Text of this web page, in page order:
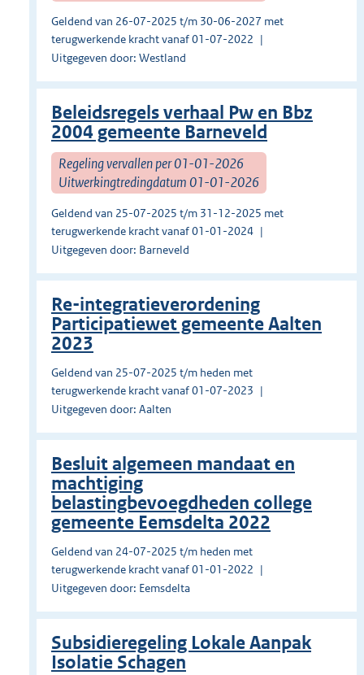
Geldend van 26-07-2025 t/m 30-06-2027 met
terugwerkende kracht vanaf 01-07-2022
Uitgegeven door: Westland
Beleidsregels verhaal Pw en Bbz
2004 gemeente Barneveld
Regeling vervallen per 01-01-2026
Uitwerkingtredingdatum 01-01-2026
Geldend van 25-07-2025 t/m 31-12-2025 met
terugwerkende kracht vanaf 01-01-2024
Uitgegeven door: Barneveld
Re-integratieverordening
Participatiewet gemeente Aalten
2023
Geldend van 25-07-2025 t/m heden met
terugwerkende kracht vanaf 01-07-2023
Uitgegeven door: Aalten
Besluit algemeen mandaat en
machtiging
belastingbevoegdheden college
gemeente Eemsdelta 2022
Geldend van 24-07-2025 t/m heden met
terugwerkende kracht vanaf 01-01-2022
Uitgegeven door: Eemsdelta
Subsidieregeling Lokale Aanpak
Isolatie Schagen